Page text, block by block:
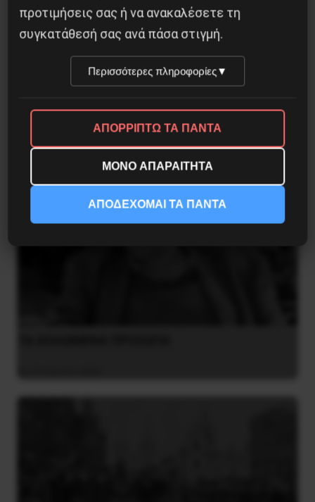
Η Eπανάσταση της 19 Ιουλίου 1936 στην
5 Αυγούστου 2026
προτιμήσεις σας ή να ανακαλέσετε τη
συγκατάθεσή σας ανά πάσα στιγμή.
Περισσότερες πληροφορίες▼
ΑΠΟΡΡΙΠΤΩ ΤΑ ΠΑΝΤΑ
ΜΟΝΟ ΑΠΑΡΑΙΤΗΤΑ
ΑΠΟΔΕΧΟΜΑΙ ΤΑ ΠΑΝΤΑ